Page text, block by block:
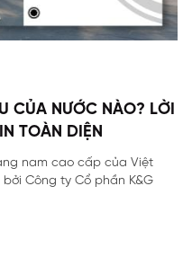
CỦA NƯỚC NÀO? LỜI
TOÀN DIỆN
nam cao cấp của Việt
Công ty Cổ phần K&G